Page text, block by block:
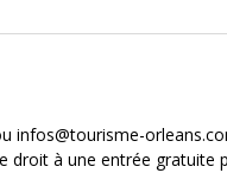
infos@tourisme-
droit à une entrée